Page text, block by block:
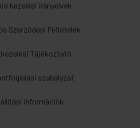
kezelési irányelvek
Szerződési Feltételek
Tájékoztató
szabályzat
információk